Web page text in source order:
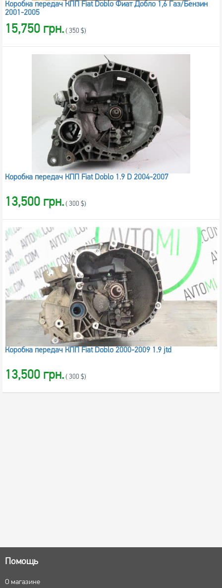
Коробка передач КПП Fiat Doblo Фиат Добло 1,6 Газ/Бензин
2001-2005
15,750 грн. ( 350 $)
Коробка передач КПП Fiat Doblo 1.9 D 2004-2007
13,500 грн. ( 300 $)
Коробка передач КПП Fiat Doblo 2000-2009 1.9 jtd
13,500 грн. ( 300 $)
Помощь
О магазине